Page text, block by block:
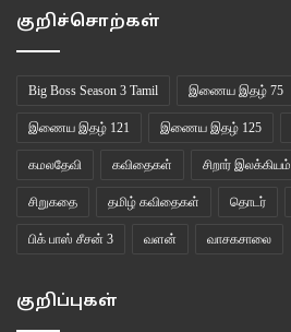
குறிச்சொற்கள்
Big Boss Season 3 Tamil இணைய இதழ் 75
இணைய இதழ் 121 இணைய இதழ் 125
கமலதேவி கவிதைகள் சிறார் இலக்கியம்
சிறுகதை தமிழ் கவிதைகள் தொடர்
பிக் பாஸ் சீசன் 3 வளன் வாசகசாலை
குறிப்புகள்